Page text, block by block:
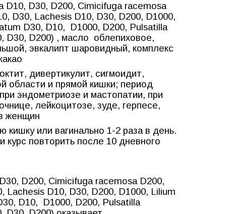
D10, D30, D200, Cimicifuga racemosa
D30, Lachesis D10, D30, D200, D1000,
D30, D10,
D1000, D200, Pulsatilla
D30, D200) , масло облепиховое,
эвкалипт шаровидный, комплекс
дивертикулит, сигмоидит,
области и прямой кишки; период
эндометриозе и мастопатии, при
лейкоцитозе, зуде, герпесе,
женщин
кишку или вагинально 1-2 раза в день.
повторить после 10 дневного
D200, Cimicifuga racemosa D200,
Lachesis D10, D30, D200, D1000, Lilium
D10,
D1000, D200, Pulsatilla